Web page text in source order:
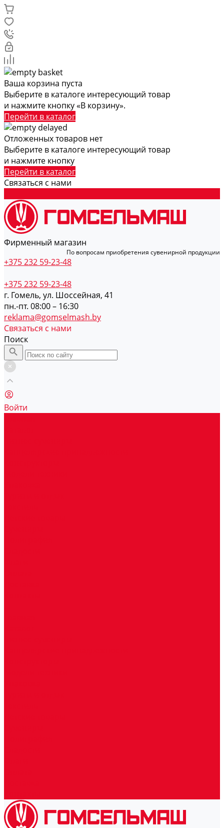
Ваша корзина пуста
Выберите в каталоге интересующий товар
и нажмите кнопку «В корзину».
Перейти в каталог
Отложенных товаров нет
Выберите в каталоге интересующий товар
и нажмите кнопку
Перейти в каталог
Связаться с нами
Фирменный магазин
По вопросам приобретения сувенирной продукции
+375 232 59-23-48
+375 232 59-23-48
г. Гомель, ул. Шоссейная, 41
пн.-пт. 08:00 – 16:30
reklama@gomselmash.by
Связаться с нами
Поиск
Войти